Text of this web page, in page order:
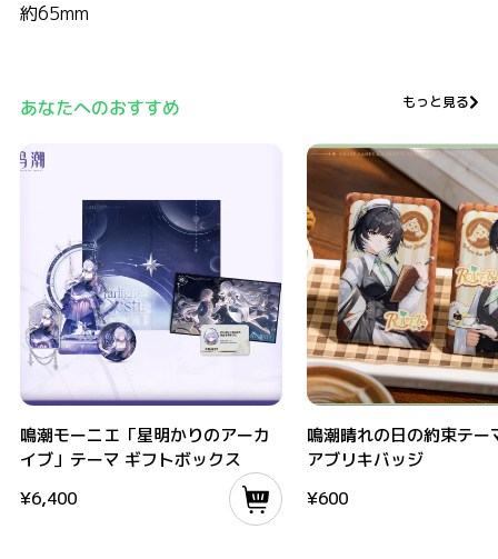
約65mm
あなたへのおすすめ もっと見る
鳴潮モーニエ「星明かりのアーカ
イブ」テーマ ギフトボックス
¥6,400
鳴潮晴れの日の約束テー
アブリキバッジ
¥600